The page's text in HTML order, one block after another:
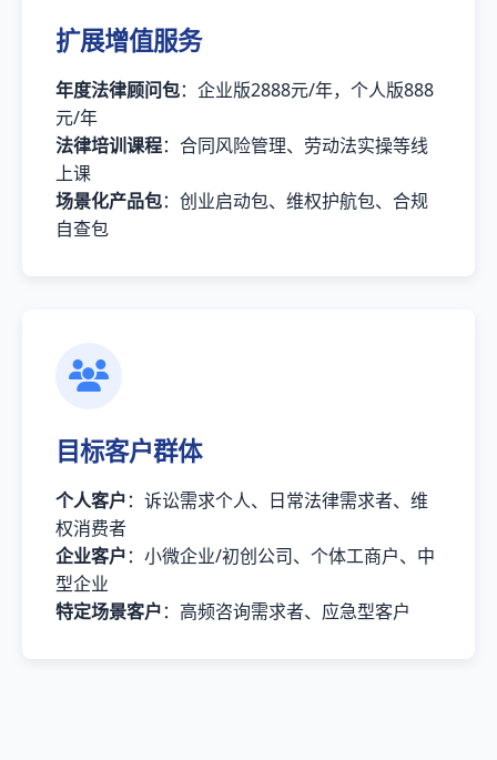
扩展增值服务
年度法律顾问包：企业版2888元/年，个人版888
元/年
法律培训课程：合同风险管理、劳动法实操等线
上课
场景化产品包：创业启动包、维权护航包、合规
自查包
目标客户群体
个人客户：诉讼需求个人、日常法律需求者、维
权消费者
企业客户：小微企业/初创公司、个体工商户、中
型企业
特定场景客户：高频咨询需求者、应急型客户